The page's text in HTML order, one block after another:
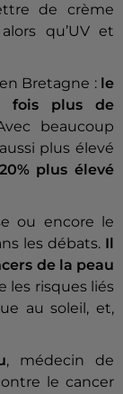
de crème
qu’UV et
Bretagne : le
fois plus de
beaucoup
plus élevé
20% plus élevé
ou encore le
les débats. Il
de la peau
les risques liés
au soleil, et,
, médecin de
le cancer